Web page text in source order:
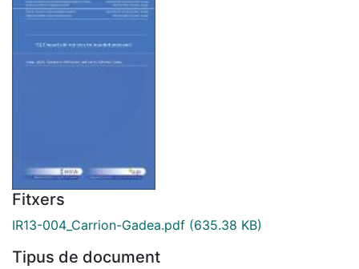
Fitxers
IR13-004_Carrion-Gadea.pdf (635.38 KB)
Tipus de document